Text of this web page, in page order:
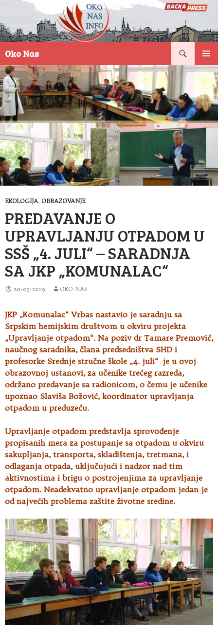
Oko Nas
NA
SADRŽAJ
EKOLOGIJA, OBRAZOVANJE
PREDAVANJE O
UPRAVLJANJU OTPADOM U
SSŠ „4. JULI“ – SARADNJA
SA JKP „KOMUNALAC“
20/05/2019 OKO NAS
JKP „Кomunalac“ Vrbas nastavio je saradnju sa
Srpskim hemijskim društvom u okviru projekta
„Upravljanje otpadom“. Na pozivdr Tamare Premović,
naučnog saradnika, člana predsedništva SHD i
profesorke Srednje stručne škole „4. juli“ je u ovoj
obrazovnoj ustanovi, za učenike trećeg razreda,
održano predavanje sa radionicom, o čemu je učenike
upoznao Slaviša Božović, koordinator upravljanja
otpadom u preduzeću.
Upravljanje otpadom predstavlja sprovođenje
propisanih mera za postupanje sa otpadom u okviru
sakupljanja, transporta, skladištenja, tretmana, i
odlaganja otpada, uključujući i nadzor nad tim
aktivnostima i brigu o postrojenjima za upravljanje
otpadom. Neadekvatno upravljanje otpadom jedan je
od najvećih problema zaštite životne sredine.